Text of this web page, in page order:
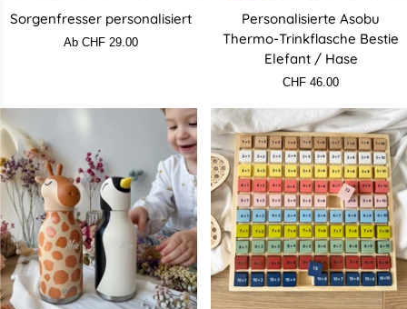
Sorgenfresser
personalisiert
Sorgenfresser personalisiert
Ab CHF 29.00
Personalisierte
Asobu
Thermo-
Elefant
/
Hase
Personalisierte Asobu
Thermo-Trinkflasche Bestie
Elefant / Hase
CHF 46.00